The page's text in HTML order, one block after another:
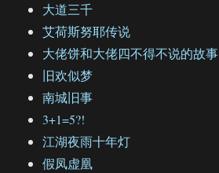
大道三千
艾荷斯努耶传说
大佬饼和大佬四不得不说的故事
旧欢似梦
南城旧事
3+1=5?!
江湖夜雨十年灯
假凤虚凰